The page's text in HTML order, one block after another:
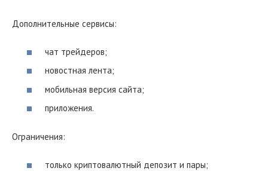
Дополнительные сервисы:
чат трейдеров;
новостная лента;
мобильная версия сайта;
приложения.
Ограничения:
только криптовалютный депозит и пары;